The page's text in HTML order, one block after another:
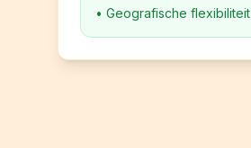
• Geografische flexibiliteit